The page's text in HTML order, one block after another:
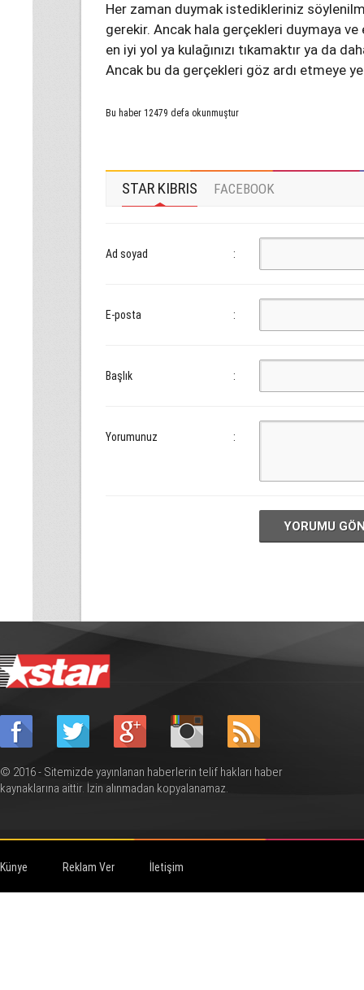
Her zaman duymak istedikleriniz
gerekir. Ancak hala gerçekleri duymaya
en iyi yol ya kulağınızı tıkamaktır ya da
Ancak bu da gerçekleri göz ardı etmeye
Bu haber 12479 defa okunmuştur
STAR KIBRIS FACEBOOK
Ad soyad :
E-posta :
Başlık :
Yorumunuz :
YORUMU
© 2016 - Sitemizde yayınlanan haberlerin telif hakları haber
kaynaklarına aittir. İzin alınmadan kopyalanamaz.
Künye Reklam Ver İletişim